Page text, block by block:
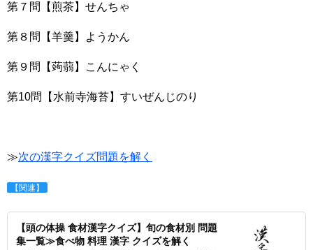
第７問【煎茶】せんちゃ
第８問【羊羹】ようかん
第９問【蒟蒻】こんにゃく
第10問【水前寺海苔】すいぜんじのり
≫次の漢字クイズ問題を解く
【関連】
【頭の体操 食材漢字クイズ】旬の食材別 問題
集一覧≫食べ物 料理 漢字 クイズを解く